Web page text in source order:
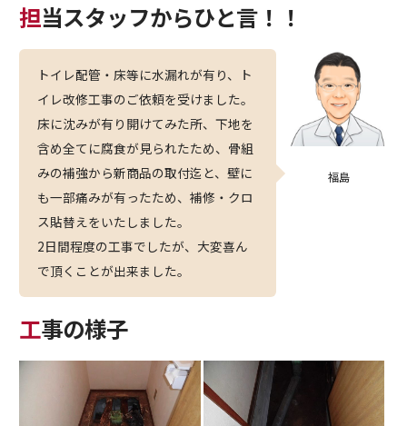
担当スタッフからひと言！！
トイレ配管・床等に水漏れが有り、ト
イレ改修工事のご依頼を受けました。
床に沈みが有り開けてみた所、下地を
含め全てに腐食が見られたため、骨組
みの補強から新商品の取付迄と、壁に
も一部痛みが有ったため、補修・クロ
ス貼替えをいたしました。
2日間程度の工事でしたが、大変喜ん
で頂くことが出来ました。
福島
工事の様子